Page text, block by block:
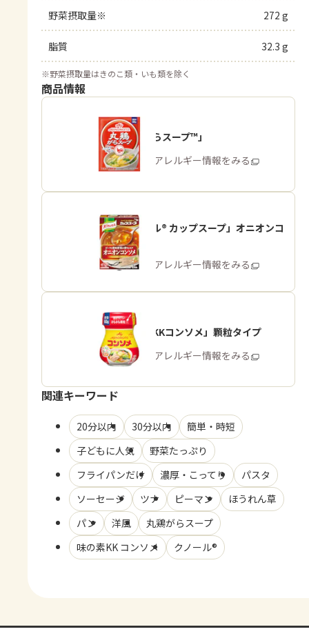
野菜摂取量※ 272 g
脂質 32.3 g
※野菜摂取量はきのこ類・いも類を除く
商品情報
「丸鶏がらスープ™」
商品・アレルギー情報をみる
「クノール® カップスープ」オニオンコ
ンソメ
商品・アレルギー情報をみる
「味の素KKコンソメ」顆粒タイプ
商品・アレルギー情報をみる
関連キーワード
20分以内 30分以内
簡単・時短
子どもに人気
野菜たっぷり
フライパンだけ
濃厚・こってり
パスタ
ソーセージ
ツナ ピーマン
ほうれん草
パン
洋風
丸鶏がらスープ
味の素KK コンソメ
クノール®